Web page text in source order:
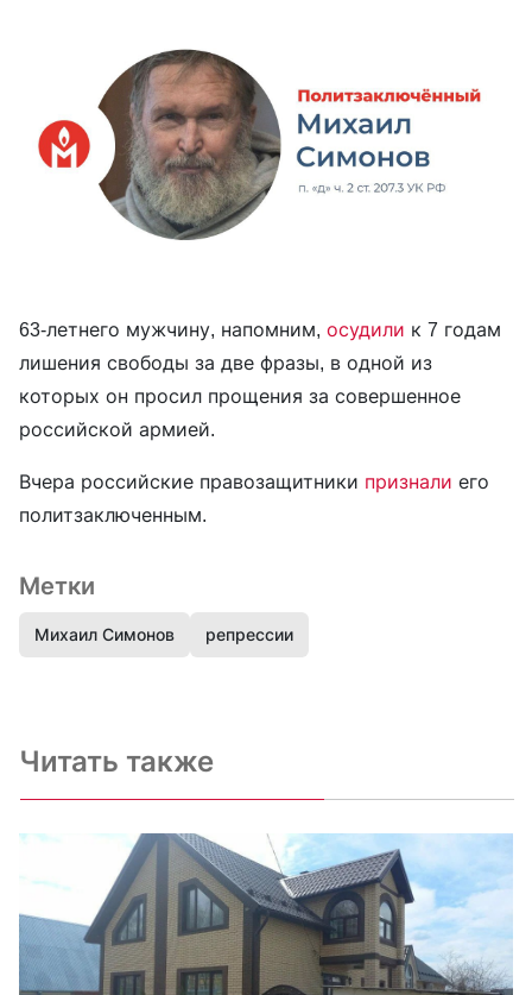
63-летнего мужчину, напомним, осудили к 7 годам
лишения свободы за две фразы, в одной из
которых он просил прощения за совершенное
российской армией.
Вчера российские правозащитники признали его
политзаключенным.
Метки
Михаил Симонов репрессии
Читать также